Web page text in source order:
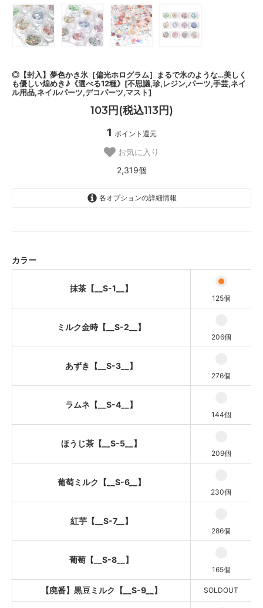
◎【封入】夢色かき氷［偏光ホログラム］まるで氷のような…美しく
も優しい煌めき♪《選べる12種》[不思議,珍,レジン,パーツ,手芸,ネイ
ル用品,ネイルパーツ,デコパーツ,マスト]
103円(税込113円)
1 ポイント還元
お気に入り
2,319個
各オプションの詳細情報
【廃番】黒豆ミルク【__S-9__】
SOLD OUT
いちじく【__S-11__】
苺ミルク【__S-12__】
カラー
抹茶【__S-1__】
125個
ミルク金時【__S-2__】
206個
あずき【__S-3__】
276個
ラムネ【__S-4__】
144個
ほうじ茶【__S-5__】
209個
葡萄ミルク【__S-6__】
230個
紅芋【__S-7__】
286個
葡萄【__S-8__】
165個
【廃番】黒豆ミルク【__S-9__】 SOLDOUT